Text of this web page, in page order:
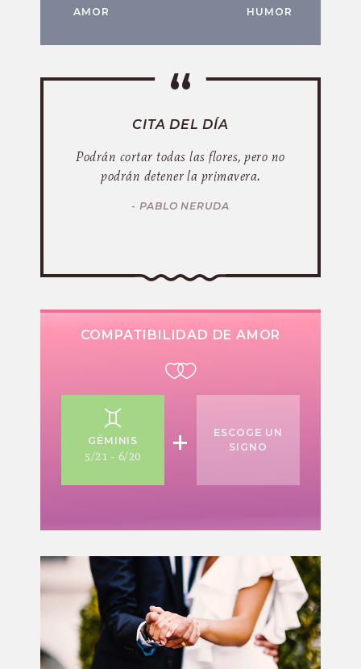
AMOR HUMOR
CITA DEL DÍA
Podrán cortar todas las flores, pero no
podrán detener la primavera.
- PABLO NERUDA
COMPATIBILIDAD DE AMOR
GÉMINIS
5/21 - 6/20 +
ESCOGE UN
SIGNO